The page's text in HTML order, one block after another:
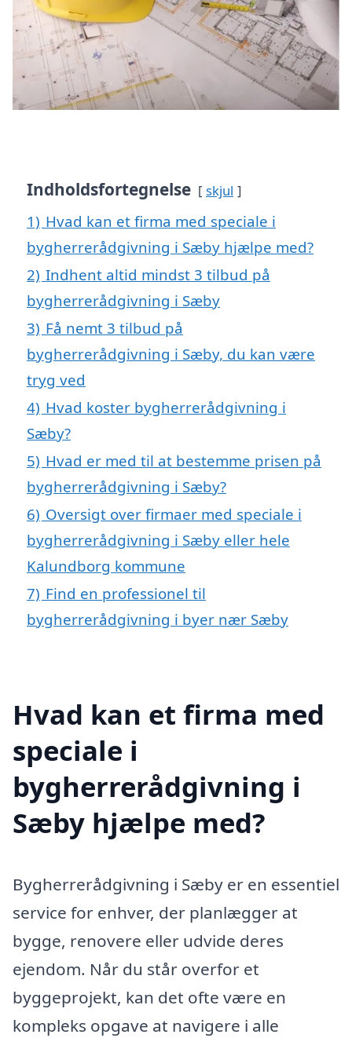
Indholdsfortegnelse skjul
1) Hvad kan et firma med speciale i
bygherrerådgivning i Sæby hjælpe med?
2) Indhent altid mindst 3 tilbud på
bygherrerådgivning i Sæby
3) Få nemt 3 tilbud på
bygherrerådgivning i Sæby, du kan være
tryg ved
4) Hvad koster bygherrerådgivning i
Sæby?
5) Hvad er med til at bestemme prisen på
bygherrerådgivning i Sæby?
6) Oversigt over firmaer med speciale i
bygherrerådgivning i Sæby eller hele
Kalundborg kommune
7) Find en professionel til
bygherrerådgivning i byer nær Sæby
Hvad kan et firma med
speciale i
bygherrerådgivning i
Sæby hjælpe med?
Bygherrerådgivning i Sæby er en essentiel
service for enhver, der planlægger at
bygge, renovere eller udvide deres
ejendom. Når du står overfor et
byggeprojekt, kan det ofte være en
kompleks opgave at navigere i alle